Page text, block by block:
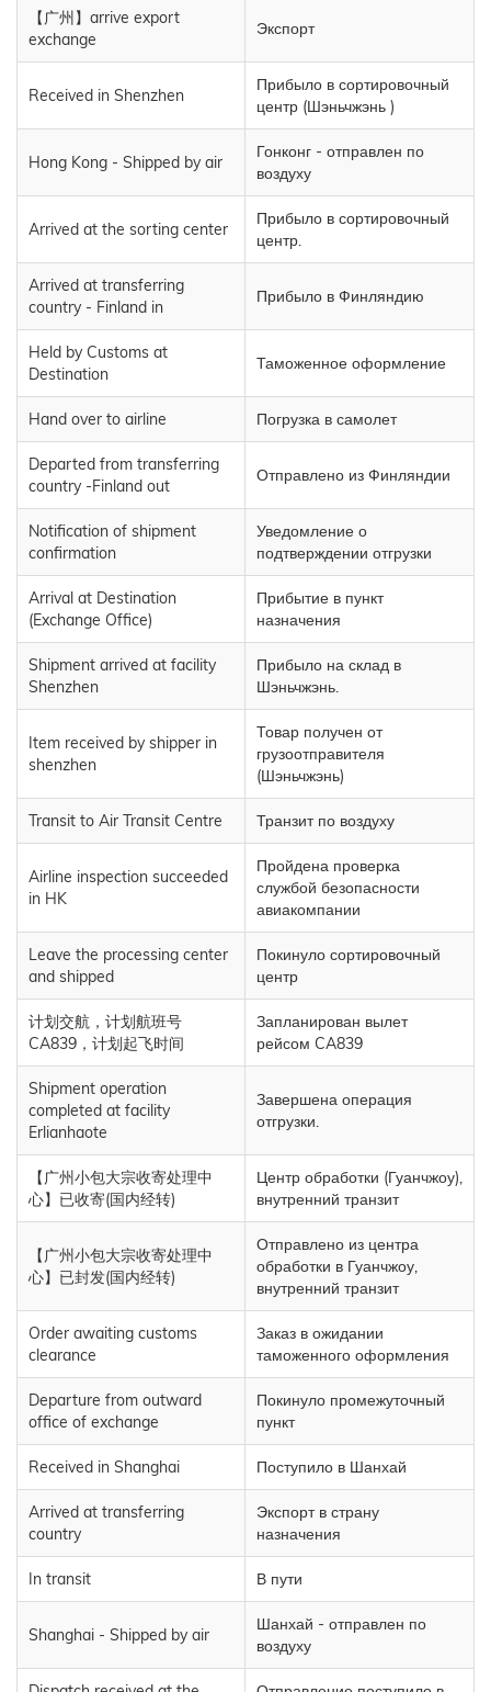
【广州】arrive export
exchange
Экспорт
Received in Shenzhen
Прибыло в сортировочный
центр (Шэньчжэнь )
Hong Kong - Shipped by air
Гонконг - отправлен по
воздуху
Arrived at the sorting center
Прибыло в сортировочный
центр.
Arrived at transferring
country - Finland in
Прибыло в Финляндию
Held by Customs at
Destination
Таможенное оформление
Hand over to airline Погрузка в самолет
Departed from transferring
country -Finland out
Отправлено из Финляндии
Notification of shipment
confirmation
Уведомление о
подтверждении отгрузки
Arrival at Destination
(Exchange Office)
Прибытие в пункт
назначения
Shipment arrived at facility
Shenzhen
Прибыло на склад в
Шэньчжэнь.
Item received by shipper in
shenzhen
Товар получен от
грузоотправителя
(Шэньчжэнь)
Transit to Air Transit Centre Транзит по воздуху
Airline inspection succeeded
in HK
Пройдена проверка
службой безопасности
авиакомпании
Leave the processing center
and shipped
Покинуло сортировочный
центр
计划交航，计划航班号
CA839，计划起飞时间
Запланирован вылет
рейсом CA839
Shipment operation
completed at facility
Erlianhaote
Завершена операция
отгрузки.
【广州小包大宗收寄处理中
心】已收寄(国内经转)
Центр обработки (Гуанчжоу),
внутренний транзит
【广州小包大宗收寄处理中
心】已封发(国内经转)
Отправлено из центра
обработки в Гуанчжоу,
внутренний транзит
Order awaiting customs
clearance
Заказ в ожидании
таможенного оформления
Departure from outward
office of exchange
Покинуло промежуточный
пункт
Received in Shanghai Поступило в Шанхай
Arrived at transferring
country
Экспорт в страну
назначения
In transit В пути
Shanghai - Shipped by air
Шанхай - отправлен по
воздуху